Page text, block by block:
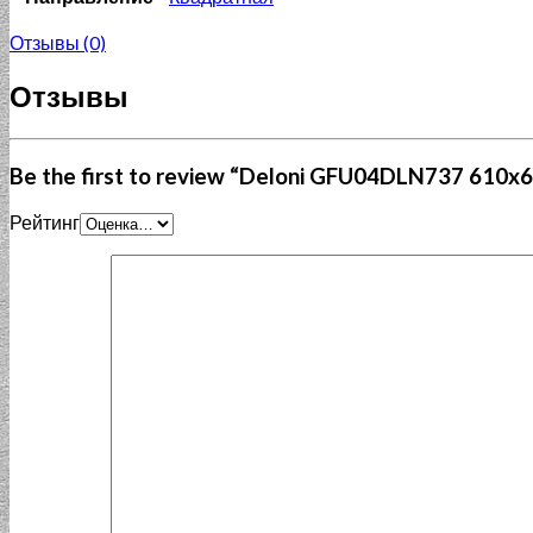
Отзывы (0)
Отзывы
Be the first to review “Deloni GFU04DLN737
Рейтинг